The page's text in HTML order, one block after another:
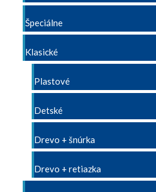
Špeciálne
Klasické
Plastové
Detské
Drevo + šnúrka
Drevo + retiazka